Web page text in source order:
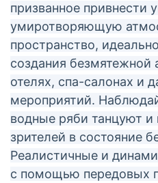
призванное
умиротворяющую
пространство,
создания
отелях, спа-салонах и
мероприятий.
водные ряби танцуют
зрителей в состояние
Реалистичные и
с помощью передовых